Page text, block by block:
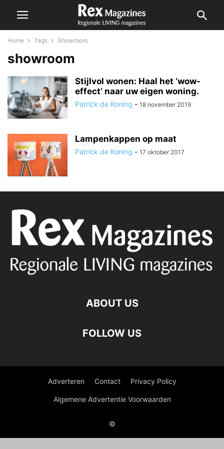
Home Tags Showroom
showroom
Stijlvol wonen: Haal het ‘wow-
effect’ naar uw eigen woning.
Patrick de Koning - 18 november 2019
Lampenkappen op maat
Patrick de Koning - 17 oktober 2017
ABOUT US
FOLLOW US
Adverteren Contact Privacy Policy
Algemene Advertentie Voorwaarden
©